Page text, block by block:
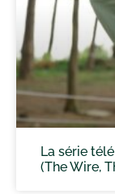
La série
(The Wire,